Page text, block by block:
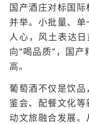
国产酒庄对标国
并举。小批量、
人心，风土表达
向"喝品质"，国产
高。
葡萄酒不仅是饮
鉴会、配餐文化
动文旅融合发展